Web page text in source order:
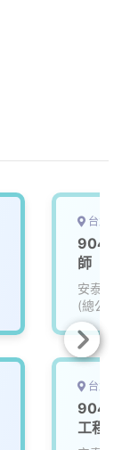
台北
904 -
師
安泰商
(總公
台北
904 -
工程師